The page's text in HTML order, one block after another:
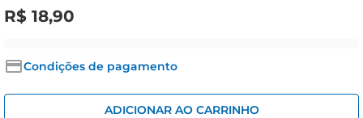
R$ 18,90
Condições de pagamento
ADICIONAR AO CARRINHO
biscoito
arroz
iogurte